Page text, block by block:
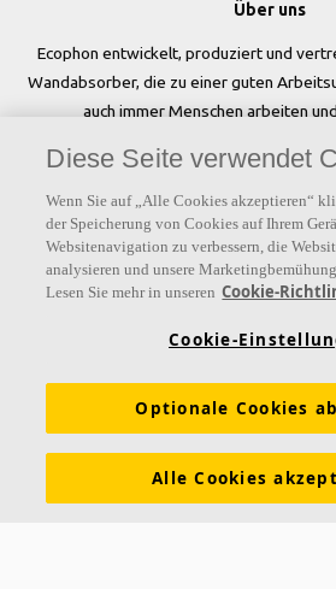
Über uns
Ecophon entwickelt, produziert und
Wandabsorber, die zu einer guten
auch immer Menschen arbeiten
Folgen Sie uns
Links
Ecophon Preisliste
Ausschreibungstexte
Diese Seite verwendet
Wenn Sie auf „Alle Cookies akzeptieren“
der Speicherung von Cookies auf Ihrem
Websitenavigation zu verbessern, die
analysieren und unsere
Lesen Sie mehr in unseren Cookie-
Cookie-
Optionale Cookies
Alle Cookies